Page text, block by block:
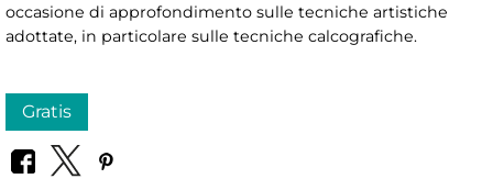
occasione di approfondimento sulle tecniche artistiche
adottate, in particolare sulle tecniche calcografiche.
Gratis